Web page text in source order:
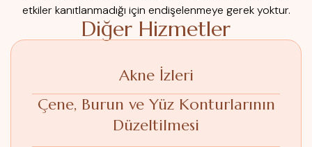
etkiler kanıtlanmadığı için endişelenmeye gerek yoktur.
Diğer Hizmetler
Akne İzleri
Çene, Burun ve Yüz Konturlarının
Düzeltilmesi